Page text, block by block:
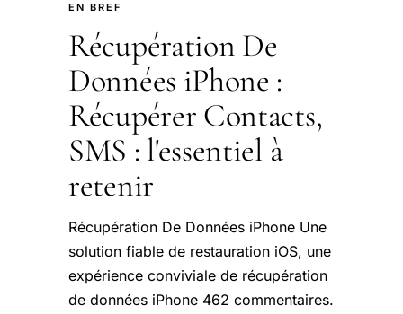
EN BREF
Récupération De
Données iPhone :
Récupérer Contacts,
SMS : l'essentiel à
retenir
Récupération De Données iPhone Une
solution fiable de restauration iOS, une
expérience conviviale de récupération
de données iPhone 462 commentaires.